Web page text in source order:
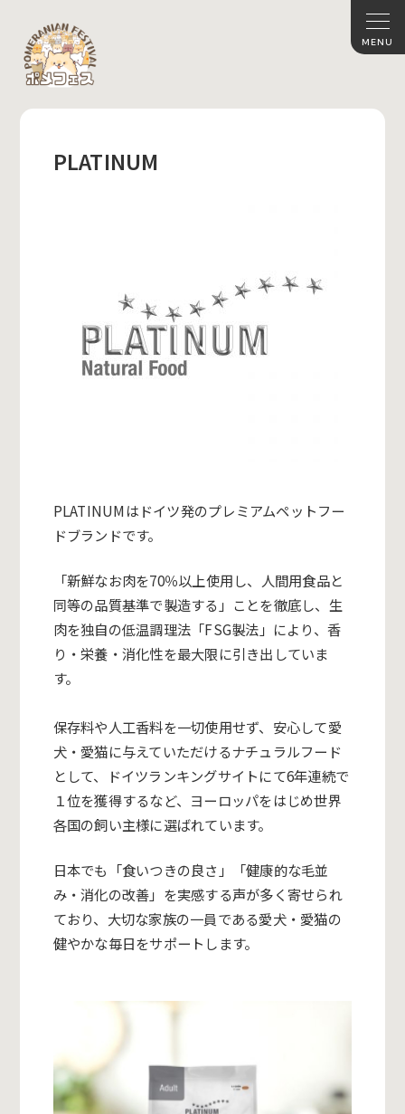
PLATINUM
PLATINUMはドイツ発のプレミアムペットフー
ドブランドです。
「新鮮なお肉を70％以上使用し、
人間用食品と
同等の品質基準で製造する」ことを徹底し、 生
肉を独自の低温調理法「FSG製法」により、香
り・栄養・ 消化性を最大限に引き出していま
す。
保存料や人工香料を一切使用せず、安心して愛
犬・ 愛猫に与えていただけるナチュラルフード
として、
ドイツランキングサイトにて6年連続で
１位を獲得するなど、 ヨーロッパをはじめ世界
各国の飼い主様に選ばれています。
日本でも「食いつきの良さ」「健康的な毛並
み・消化の改善」 を実感する声が多く寄せられ
ており、 大切な家族の一員である愛犬・ 愛猫の
健やかな毎日をサポートします。